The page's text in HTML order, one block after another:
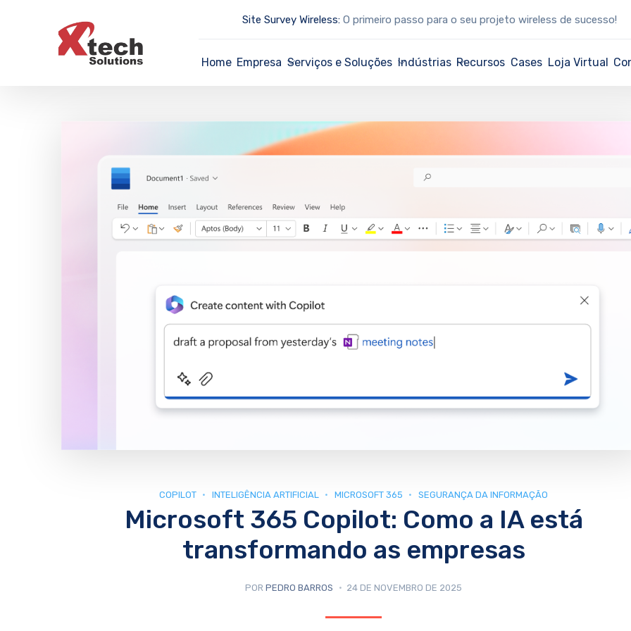
Site Survey Wireless:O primeiro passo para o seu projeto wireless de sucesso!
Home Empresa Serviços e Soluções Indústrias Recursos Cases Loja Virtual
COPILOT INTELIGÊNCIA ARTIFICIAL MICROSOFT 365 SEGURANÇA DA INFORMAÇÃO
Microsoft 365 Copilot: Como a IA está
transformando as empresas
POR PEDRO BARROS 24 DE NOVEMBRO DE 2025